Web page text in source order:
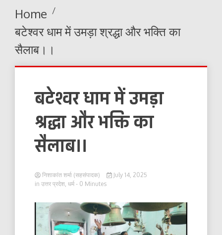
Home
बटेश्वर धाम में उमड़ा श्रद्धा और भक्ति का
सैलाब।।
बटेश्वर धाम में उमड़ा
श्रद्धा और भक्ति का
सैलाब।।
निशाकांत शर्मा (सहसंपादक)
July 14, 2025
in उत्तर प्रदेश, धर्म - 0 Minutes